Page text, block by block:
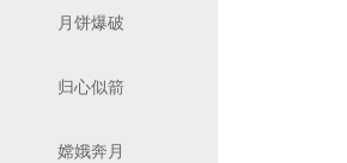
月饼爆破
归心似箭
嫦娥奔月